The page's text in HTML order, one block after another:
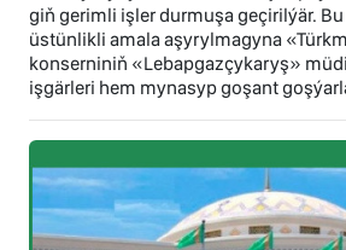
giň gerimli işler durmuşa geçirilýär.
üstünlikli amala aşyrylmagyna
konserniniň «Lebapgazçykaryş»
işgärleri hem mynasyp goşant